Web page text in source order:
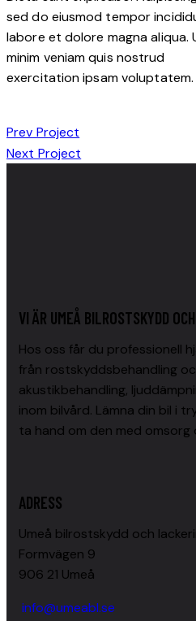
sed do eiusmod tempor
labore et dolore magna aliqua.
minim veniam quis nostrud
exercitation ipsam voluptatem.
Prev Project
Next Project
VI ÄR UMEÅ BILROSTSKYDD
Hos oss får du professionell
från rostskyddsbehandling
akustikbehandling,
inom bilvård. Lämna din bil i
ta hand om den med omsorg
ADRESS
Umeå bilrostskydd och
Formvägen 9
906 21 Umeå
info@umeabl.se